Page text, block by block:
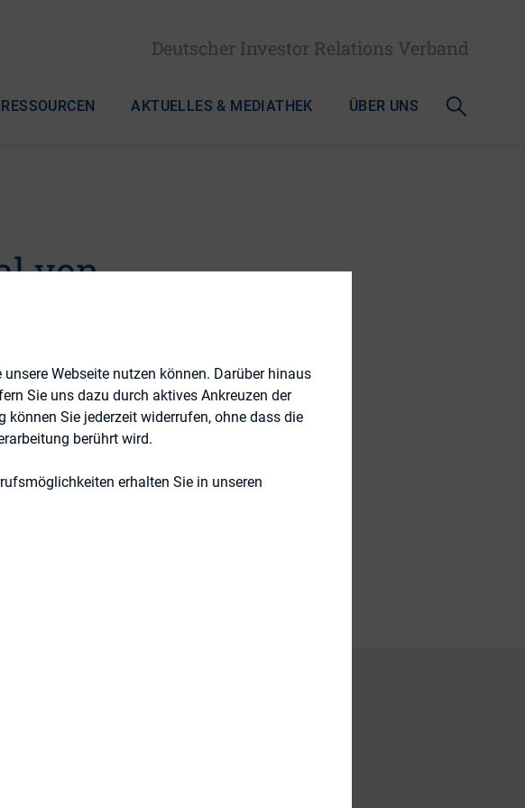
Deutscher Investor Relations Verband
RESSOURCEN AKTUELLES & MEDIATHEK ÜBER UNS
von
Whitepaper
Posts” in der
Webseite nutzen können. Darüber hinaus
Sie uns dazu durch aktives Ankreuzen der
Sie jederzeit widerrufen, ohne dass die
berührt wird.
erhalten Sie in unseren